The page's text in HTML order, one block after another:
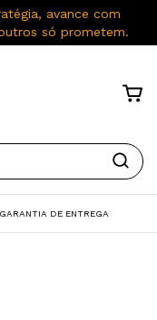
avance com
só prometem.
GARANTIA DE ENTREGA